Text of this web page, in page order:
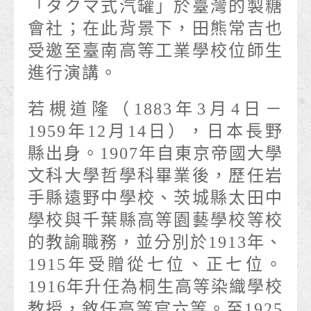
「タクマ式汽罐」於臺灣的製糖
會社；在此背景下，田熊常吉也
受邀至臺南高等工業學校位師生
進行演講。
若槻道隆（1883年3月4日－
1959年12月14日），日本長野
縣出身。1907年自東京帝國大學
文科大學哲學科畢業後，歷任岩
手縣遠野中學校、茨城縣太田中
學校與千葉縣高等園藝學校等校
的教諭職務，並分別於1913年、
1915年受贈從七位、正七位。
1916年升任為桐生高等染織學校